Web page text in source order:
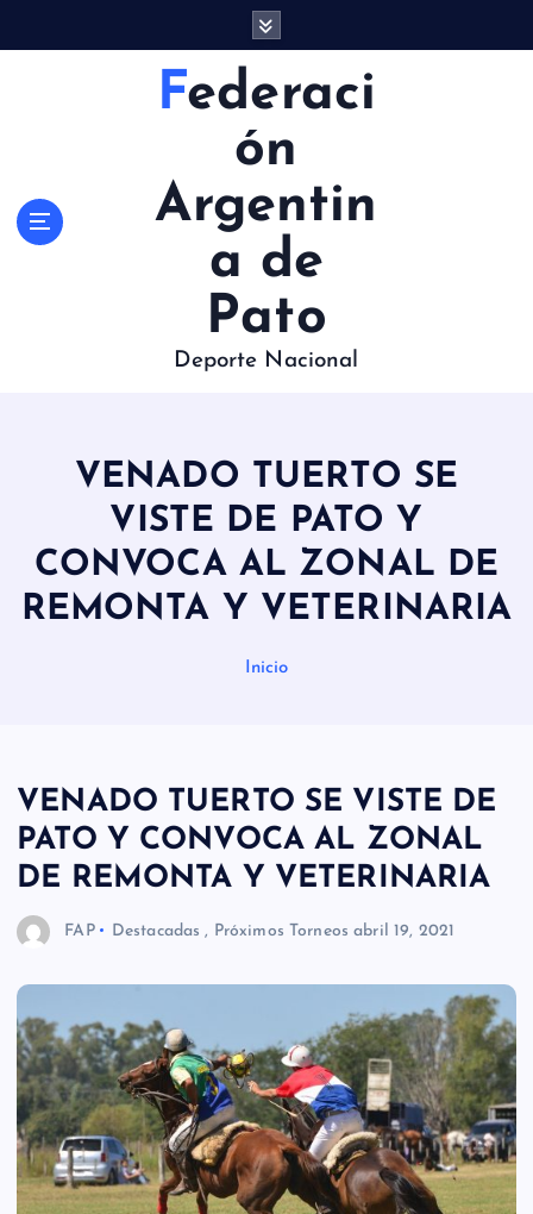
Federaci
ón
Argentin
a de
Pato
Deporte Nacional
VENADO TUERTO SE
VISTE DE PATO Y
CONVOCA AL ZONAL DE
REMONTA Y VETERINARIA
Inicio
VENADO TUERTO SE VISTE DE
PATO Y CONVOCA AL ZONAL
DE REMONTA Y VETERINARIA
FAP Destacadas , Próximos Torneos abril 19, 2021